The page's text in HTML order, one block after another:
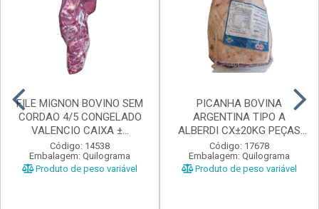
FILE MIGNON BOVINO SEM
CORDAO 4/5 CONGELADO
VALENCIO CAIXA ±...
Código: 14538
Embalagem: Quilograma
Produto de peso variável
PICANHA BOVINA
ARGENTINA TIPO A
ALBERDI CX±20KG PEÇAS
±1,3 A...
Código: 17678
Embalagem: Quilograma
Produto de peso variável